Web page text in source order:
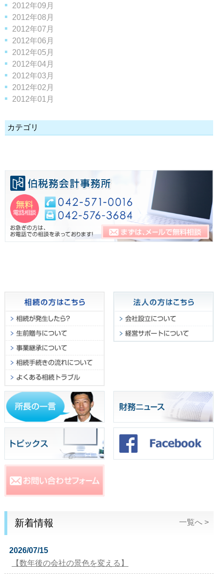
2012年09月
2012年08月
2012年07月
2012年06月
2012年05月
2012年04月
2012年03月
2012年02月
2012年01月
カテゴリ
新着情報 一覧へ >
2026/07/15
【数年後の会社の景色を変える】